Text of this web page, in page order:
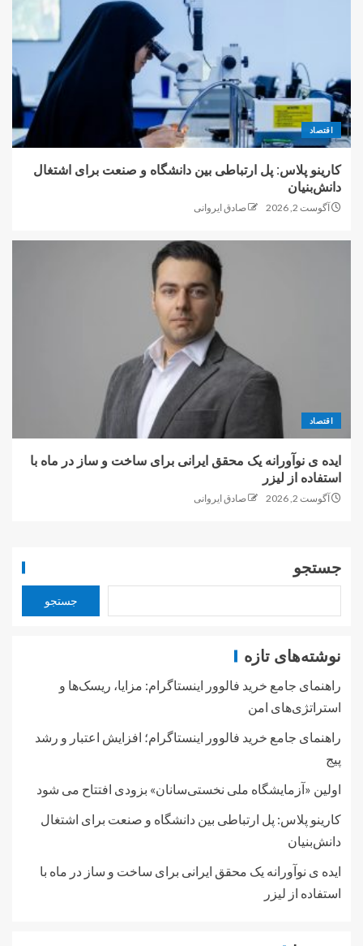
اقتصاد
کارینو پلاس: پل ارتباطی بین دانشگاه و صنعت برای اشتغال
دانش‌بنیان
آگوست 2, 2026 صادق ایروانی
اقتصاد
ایده ی نوآورانه یک محقق ایرانی برای ساخت و ساز در ماه با
استفاده از لیزر
آگوست 2, 2026 صادق ایروانی
جستجو
جستجو
نوشته‌های تازه
راهنمای جامع خرید فالوور اینستاگرام: مزایا، ریسک‌ها و
استراتژی‌های امن
راهنمای جامع خرید فالوور اینستاگرام؛ افزایش اعتبار و رشد
پیج
اولین «آزمایشگاه ملی نخستی‌سانان» بزودی افتتاح می شود
کارینو پلاس: پل ارتباطی بین دانشگاه و صنعت برای اشتغال
دانش‌بنیان
ایده ی نوآورانه یک محقق ایرانی برای ساخت و ساز در ماه با
استفاده از لیزر